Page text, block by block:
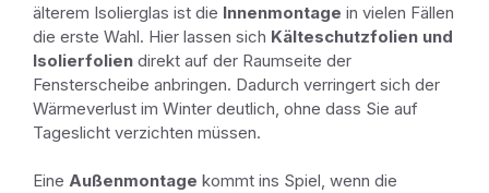
älterem Isolierglas ist die Innenmontage in vielen Fällen
die erste Wahl. Hier lassen sich Kälteschutzfolien und
Isolierfolien direkt auf der Raumseite der
Fensterscheibe anbringen. Dadurch verringert sich der
Wärmeverlust im Winter deutlich, ohne dass Sie auf
Tageslicht verzichten müssen.
Eine Außenmontage kommt ins Spiel, wenn die